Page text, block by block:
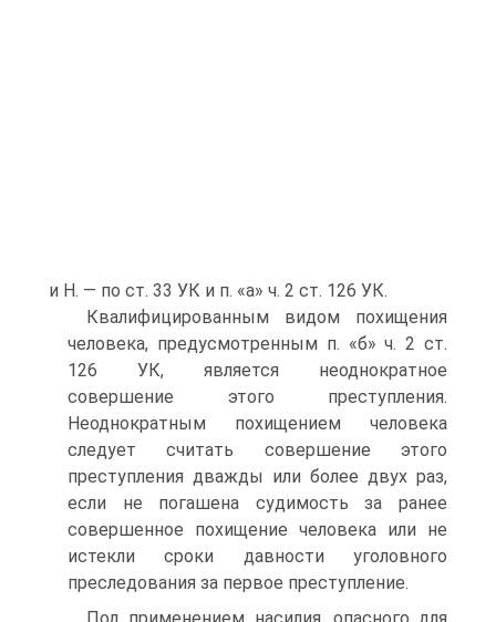
и Н. — по ст. 33 УК и п. «а» ч. 2 ст. 126 УК.
Квалифицированным видом похищения
человека, предусмотренным п. «б» ч. 2 ст.
126 УК, является неоднократное
совершение этого преступления.
Неоднократным похищением человека
следует считать совершение этого
преступления дважды или более двух раз,
если не погашена судимость за ранее
совершенное похищение человека или не
истекли сроки давности уголовного
преследования за первое преступление.